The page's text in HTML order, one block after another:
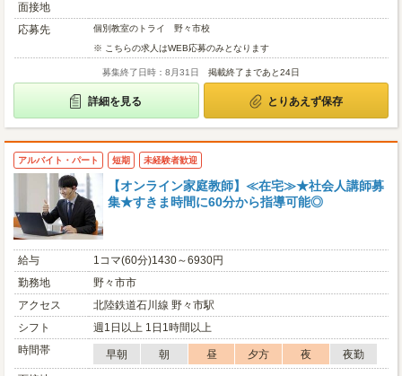
面接地
応募先
個別教室のトライ 野々市校
※ こちらの求人はWEB応募のみとなります
募集終了日時：8月31日 掲載終了まであと24日
詳細を見る とりあえず保存
アルバイト・パート 短期 未経験者歓迎
【オンライン家庭教師】≪在宅≫★社会人講師募
集★すきま時間に60分から指導可能◎
給与
1コマ(60分)1430～6930円
勤務地
野々市市
アクセス
北陸鉄道石川線 野々市駅
シフト
週1日以上 1日1時間以上
時間帯
早朝 朝 昼 夕方 夜
夜勤